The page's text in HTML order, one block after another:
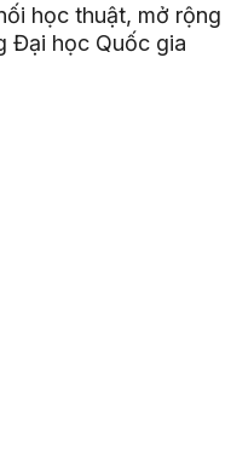
học thuật, mở rộng
Đại học Quốc gia